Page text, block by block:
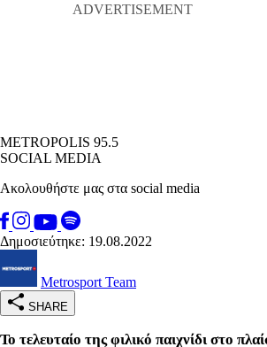
METROPOLIS 95.5
SOCIAL MEDIA
Ακολουθήστε μας στα social media
Δημοσιεύτηκε: 19.08.2022
Metrosport Team
SHARE
Το τελευταίο της φιλικό παιχνίδι στο